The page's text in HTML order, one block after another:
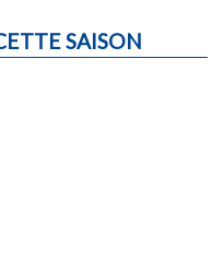
SAISON